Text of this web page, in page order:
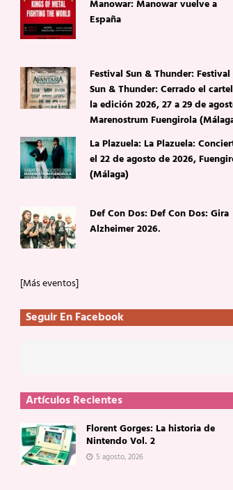
Manowar: Manowar vuelve a
España
Festival Sun & Thunder: Festival
Sun & Thunder: Cerrado el
la edición 2026, 27 a 29 de
Marenostrum Fuengirola
La Plazuela: La Plazuela:
el 22 de agosto de 2026,
(Málaga)
Def Con Dos: Def Con Dos: Gira
Alzheimer 2026.
[Más eventos]
Seguir En Facebook
Artículos Recientes
Florent Gorges: La historia de
Nintendo Vol. 2
5 agosto, 2026